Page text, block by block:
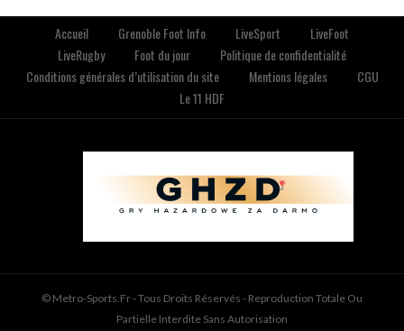
Accueil Grenoble Foot Info LiveSport
LiveFoot
LiveRugby
Foot du jour
Politique de confidentialité
Conditions générales d’utilisation du site
Mentions légales
CGU
Le 11 HDF
© Metro-Sports.fr - Tous Droits Réservés - Reproduction Totale Ou
Partielle Interdite Sans Autorisation